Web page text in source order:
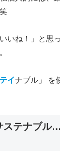
いね！」と思
テイナブル」 を
ステナブル